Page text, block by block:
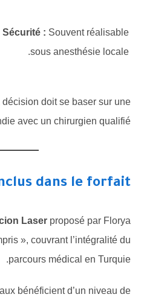
Sécurité :Souvent réalisable
sous anesthésie locale.
décision doit se baser sur une
avec un chirurgien qualifié.
inclus dans le forfait
Laserproposé par Florya
», couvrant l’intégralité du
parcours médical en Turquie.
bénéficient d’un niveau de